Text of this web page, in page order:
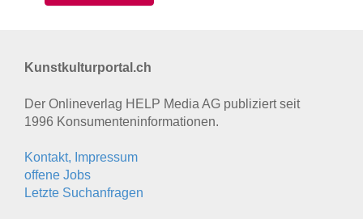
Kunstkulturportal.ch
Der Onlineverlag HELP Media AG publiziert seit
1996 Konsumenten­informationen.
Kontakt, Impressum
offene Jobs
Letzte Suchanfragen